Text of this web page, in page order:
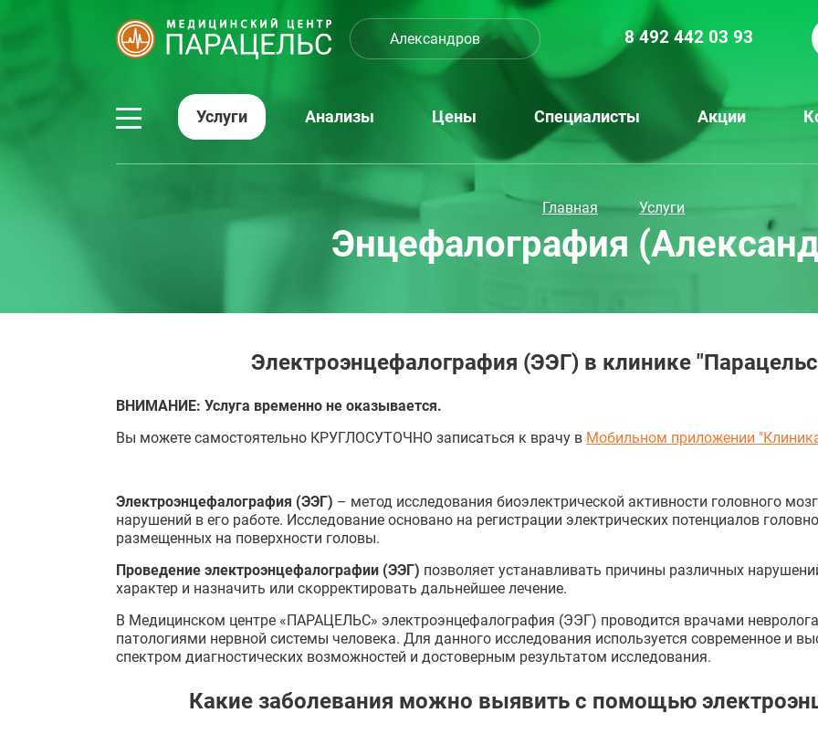
Александров 8 492 442 03 93
Услуги Анализы Цены Специалисты Акции
Главная Услуги
Энцефалография
Электроэнцефалография (ЭЭГ) в клинике
ВНИМАНИЕ: Услуга временно не оказывается.
Вы можете самостоятельно КРУГЛОСУТОЧНО записаться к врачу в Мобильном приложении
Электроэнцефалография (ЭЭГ) – метод исследования биоэлектрической активности головного
нарушений в его работе. Исследование основано на регистрации электрических потенциалов
размещенных на поверхности головы.
Проведение электроэнцефалографии (ЭЭГ) позволяет устанавливать причины различных
характер и назначить или скорректировать дальнейшее лечение.
В Медицинском центре «ПАРАЦЕЛЬС» электроэнцефалография (ЭЭГ) проводится врачами
патологиями нервной системы человека. Для данного исследования используется современное и
спектром диагностических возможностей и достоверным результатом исследования.
Какие заболевания можно выявить с помощью